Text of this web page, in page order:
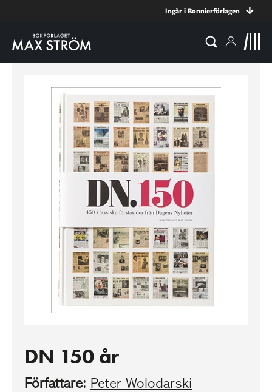
Ingår i Bonnierförlagen
DN 150 år
Författare: Peter Wolodarski